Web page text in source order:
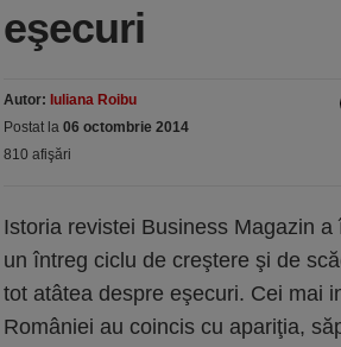
eşecuri
Autor: Iuliana Roibu
Postat la 06 octombrie 2014
810 afişări
Istoria revistei Business Magazin
un întreg ciclu de creştere şi de
tot atâtea despre eşecuri. Cei mai
României au coincis cu apariţia,